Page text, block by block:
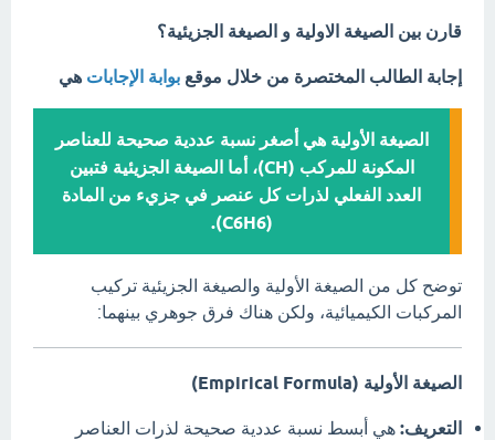
قارن بين الصيغة الاولية و الصيغة الجزيئية؟
إجابة الطالب المختصرة من خلال موقع بوابة الإجابات هي
الصيغة الأولية هي أصغر نسبة عددية صحيحة للعناصر
المكونة للمركب (CH)، أما الصيغة الجزيئية فتبين
العدد الفعلي لذرات كل عنصر في جزيء من المادة
(C6H6).
توضح كل من الصيغة الأولية والصيغة الجزيئية تركيب
المركبات الكيميائية، ولكن هناك فرق جوهري بينهما:
الصيغة الأولية (Empirical Formula)
التعريف: هي أبسط نسبة عددية صحيحة لذرات العناصر